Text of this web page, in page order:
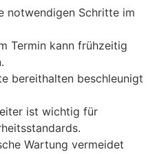
notwendigen Schritte im
Termin kann frühzeitig
bereithalten beschleunigt
ist wichtig für
Wartung vermeidet